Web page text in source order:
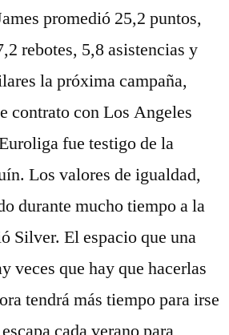
promedió 25,2 puntos,
rebotes, 5,8 asistencias y
la próxima campaña,
contrato con Los Angeles
fue testigo de la
Los valores de igualdad,
durante mucho tiempo a la
Silver. El espacio que una
veces que hay que hacerlas
tendrá más tiempo para irse